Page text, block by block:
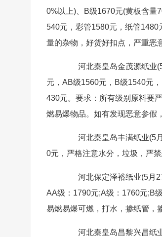
0%以上)、B级1670元(黄板含量
540元，彩管1580元，纸管
量的杂物，好货好扣点，严重恶
河北秦皇岛金茂源纸业(5
元，AB级1560元，B级1540元
430元。要求：所有级别原料要
燃易爆物品。如有发现恶意参假
河北秦皇岛丰满纸业(5月
0元，严格注意水分，垃圾，严
河北保定泽裕纸业(5月27
AA级：1790元;A级：1760元;B
易燃易爆可燃，打水，掺纸管，
河北秦皇岛昌黎兴昌纸业